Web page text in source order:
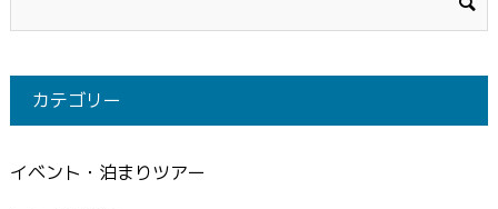
カテゴリー
イベント・泊まりツアー